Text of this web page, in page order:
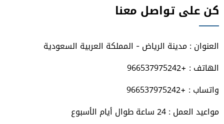
على
فيسبوك
على
تويتر
على
يوتيوب
على
انستجرام
كن على تواصل معنا
العنوان : مدينة الرياض - المملكة العربية السعودية
الهاتف : +966537975242
واتساب : +966537975242
مواعيد العمل : 24 ساعة طوال أيام الأسبوع